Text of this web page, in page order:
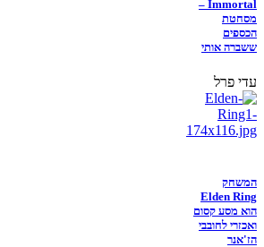
Immortal –
מסחטת
הכספים
ששברה אותי
עדי פרל
המשחק
Elden Ring
הוא מסע קסום
ואכזרי לחובבי
הז'אנר